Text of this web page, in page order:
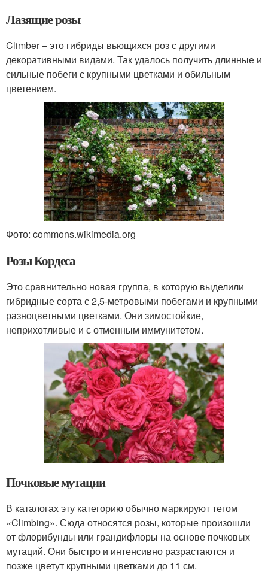
Лазящие розы
Climber – это гибриды вьющихся роз с другими
декоративными видами. Так удалось получить длинные и
сильные побеги с крупными цветками и обильным
цветением.
Фото: commons.wikimedia.org
Розы Кордеса
Это сравнительно новая группа, в которую выделили
гибридные сорта с 2,5-метровыми побегами и крупными
разноцветными цветками. Они зимостойкие,
неприхотливые и с отменным иммунитетом.
Почковые мутации
В каталогах эту категорию обычно маркируют тегом
«Climbing». Сюда относятся розы, которые произошли
от флорибунды или грандифлоры на основе почковых
мутаций. Они быстро и интенсивно разрастаются и
позже цветут крупными цветками до 11 см.